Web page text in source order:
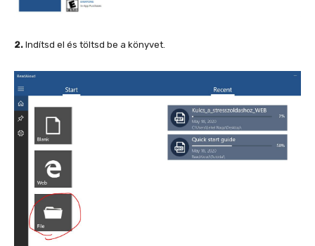
2. Indítsd el és töltsd be a könyvet.